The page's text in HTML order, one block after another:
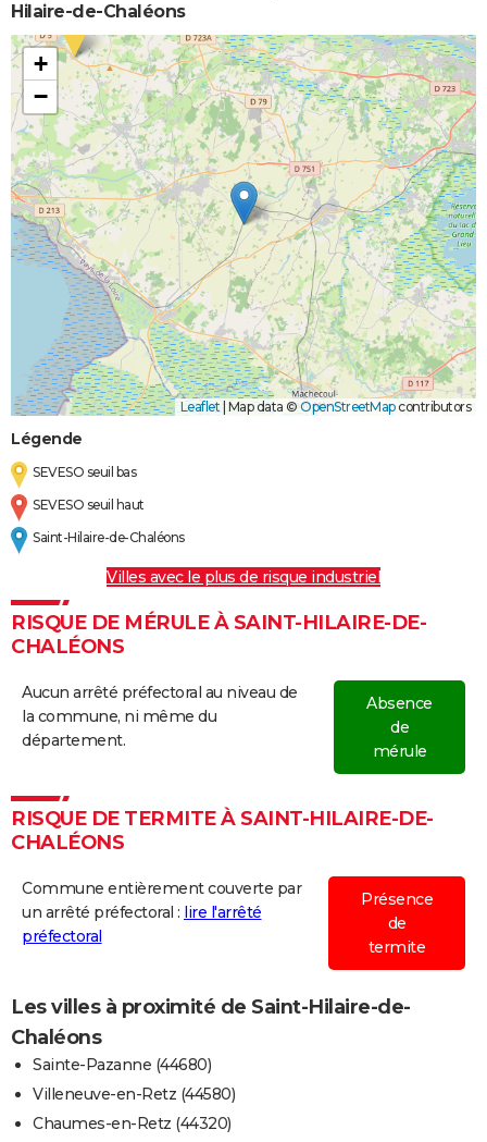
Hilaire-de-Chaléons
+
−
Leaflet Map data © OpenStreetMapcontributors
Légende
SEVESO seuil bas
SEVESO seuil haut
Saint-Hilaire-de-Chaléons
Villes avec le plus de risque industriel
RISQUE DE MÉRULE À SAINT-HILAIRE-DE-
CHALÉONS
Aucun arrêté préfectoral au niveau de
la commune, ni même du
département.
Absence
de
mérule
RISQUE DE TERMITE À SAINT-HILAIRE-DE-
CHALÉONS
Commune entièrement couverte par
un arrêté préfectoral : lire l'arrêté
préfectoral
Présence
de
termite
Les villes à proximité de Saint-Hilaire-de-
Chaléons
Sainte-Pazanne (44680)
Villeneuve-en-Retz (44580)
Chaumes-en-Retz (44320)